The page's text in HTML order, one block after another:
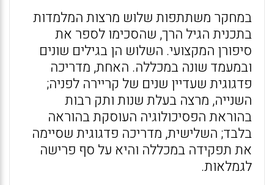
במחקר משתתפות שלוש מרצות המלמדות
בתכנית הגיל הרך, שהסכימו לספר את
סיפורן המקצועי. השלוש הן בגילים שונים
ובמעמד שונה במכללה. האחת, מדריכה
פדגוגית שעדיין שנים של קריירה לפניה;
השנייה, מרצה בעלת שנות ותק רבות
בהוראת הפסיכולוגיה העוסקת בהוראה
בלבד; השלישית, מדריכה פדגוגית שסיימה
את תפקידה במכללה והיא על סף פרישה
לגמלאות.